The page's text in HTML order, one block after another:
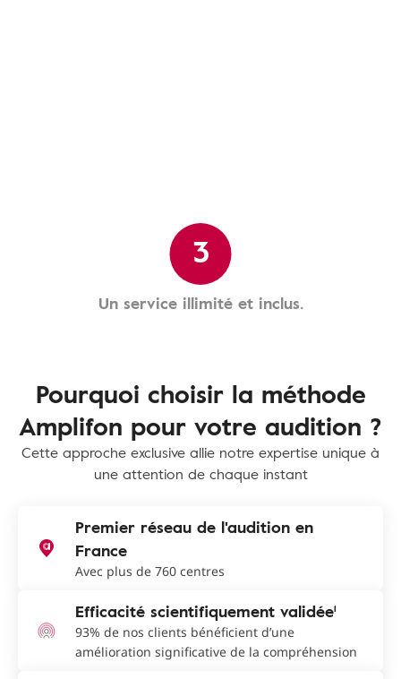
3
Un service illimité et inclus.
Pourquoi choisir la méthode
Amplifon pour votre audition ?
Cette approche exclusive allie notre expertise unique à
une attention de chaque instant
Premier réseau de l'audition en
France
Avec plus de 760 centres
Efficacité scientifiquement validée¹
93% de nos clients bénéficient d’une
amélioration significative de la compréhension